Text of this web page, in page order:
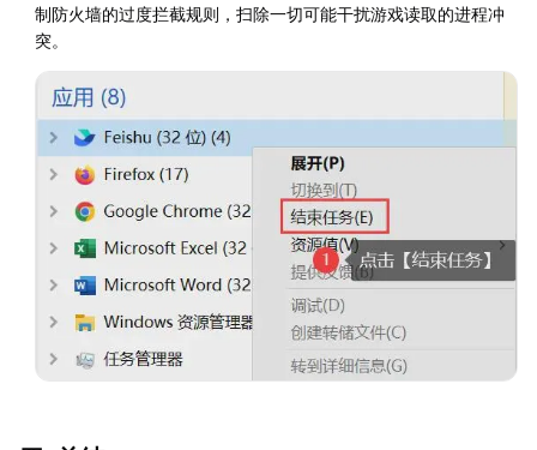
制防火墙的过度拦截规则，扫除一切可能干扰游戏读取的进程冲
突。